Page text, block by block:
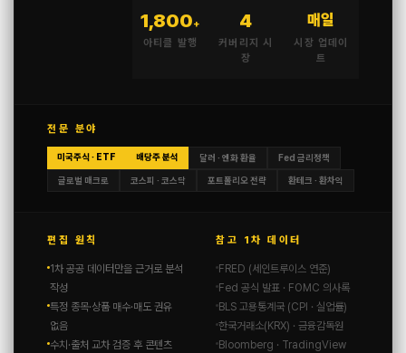
1,800+
아티클 발행
4
커버리지 시
장
매일
시장 업데이
트
전문 분야
미국주식 · ETF 배당주 분석 달러 · 엔화 환율 Fed 금리정책
글로벌 매크로 코스피 · 코스닥 포트폴리오 전략 환테크 · 환차익
편집 원칙
1차 공공 데이터만을 근거로 분석
작성
특정 종목·상품 매수·매도 권유
없음
수치·출처 교차 검증 후 콘텐츠
참고 1차 데이터
FRED (세인트루이스 연준)
Fed 공식 발표 · FOMC 의사록
BLS 고용통계국 (CPI · 실업률)
한국거래소(KRX) · 금융감독원
Bloomberg · TradingView